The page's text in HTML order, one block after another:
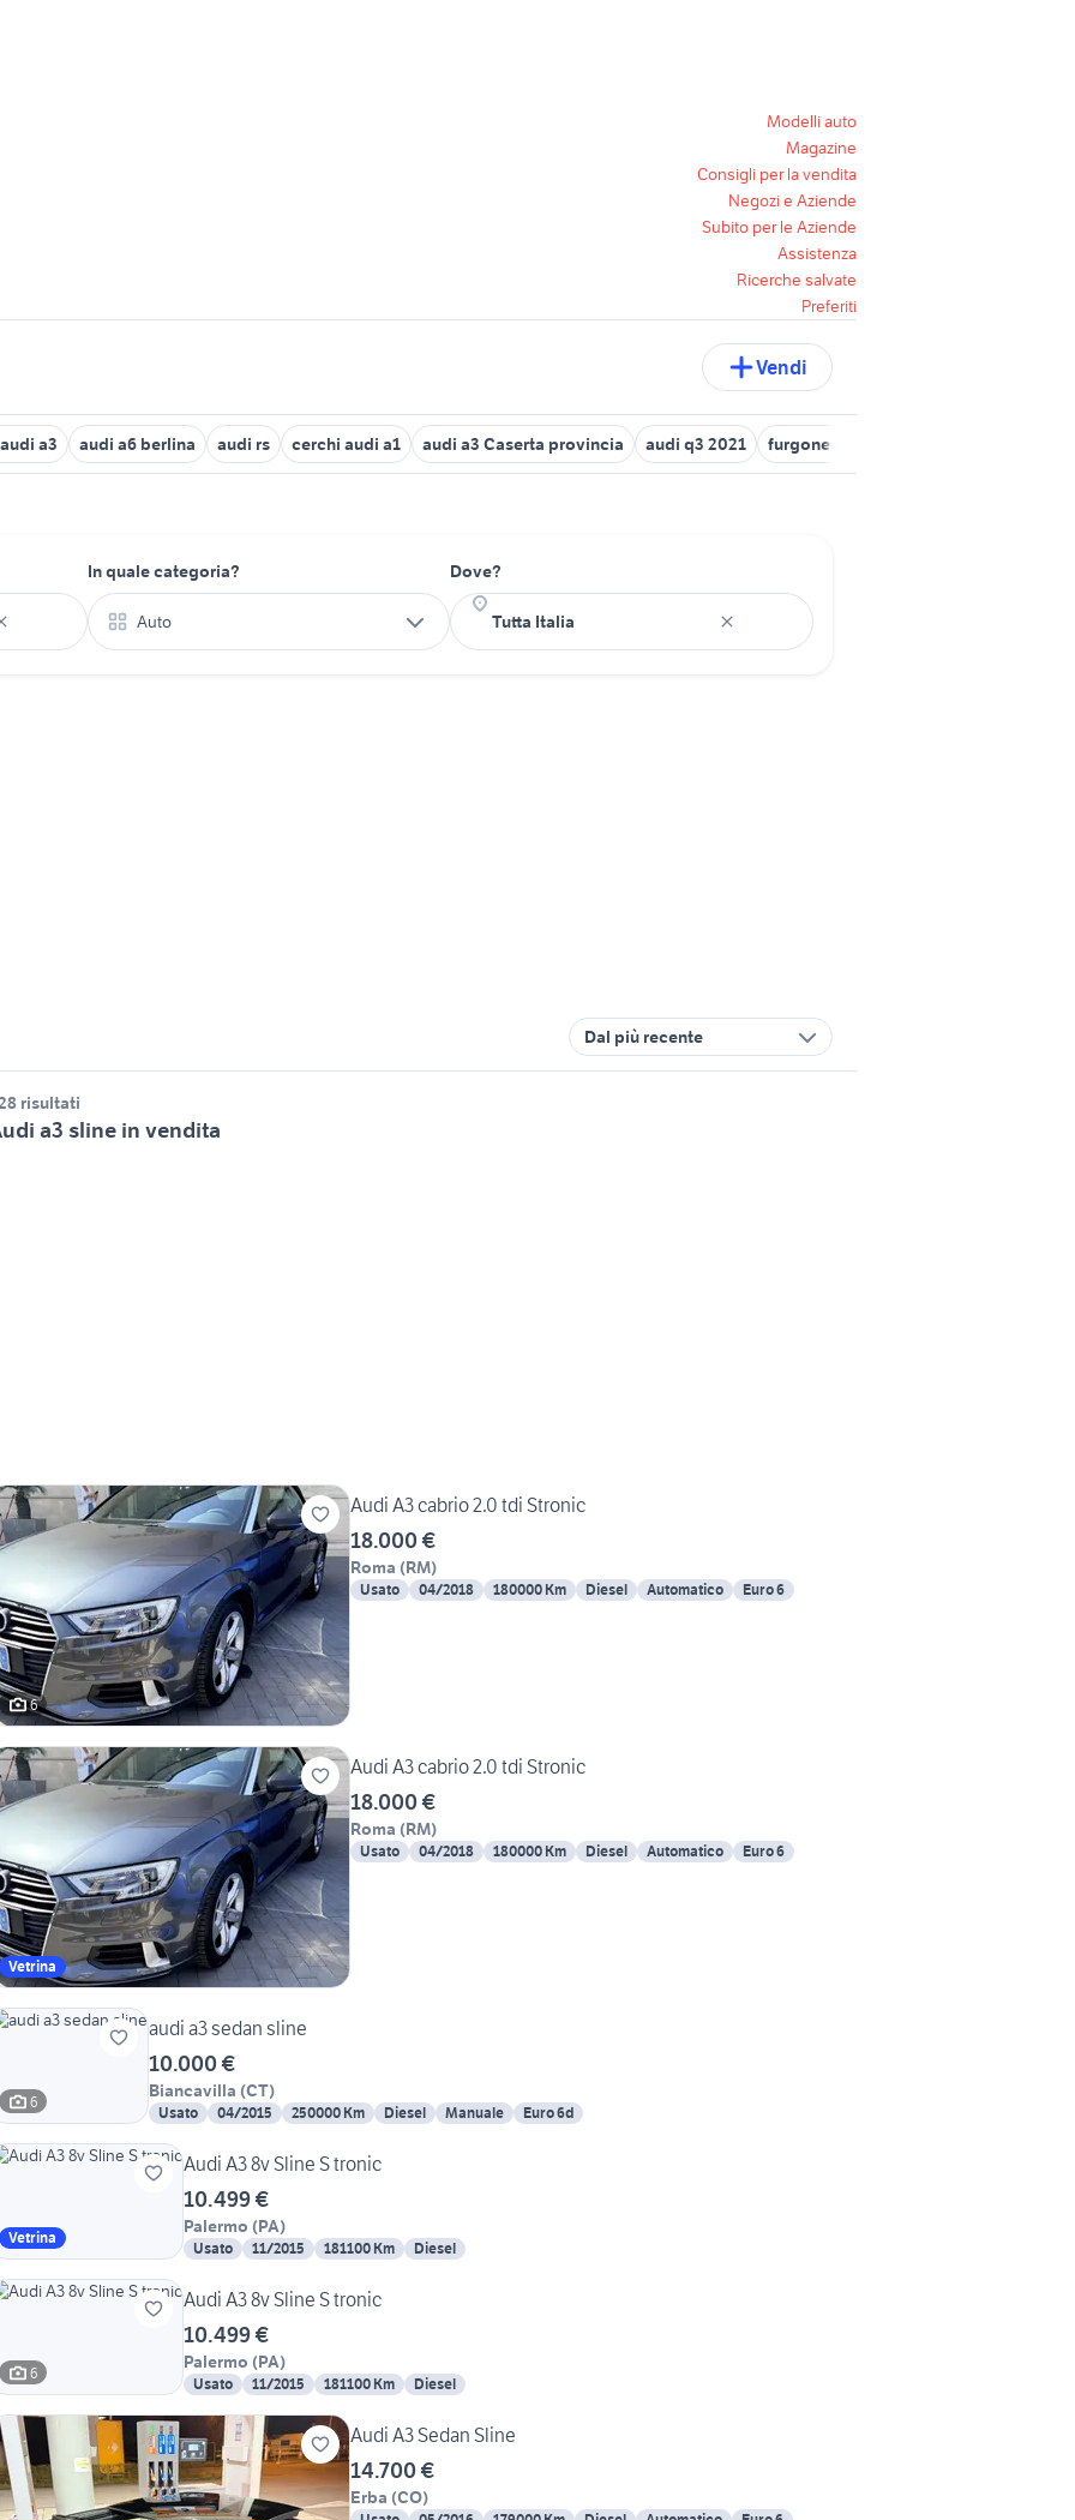
Modelli auto
Magazine
Consigli per la vendita
Negozi e Aziende
Subito per le Aziende
Assistenza
Ricerche salvate
Preferiti
Vendi
a3 audi a6 berlina audi rs cerchi audi a1 audi a3 Caserta provincia audi q3 2021 furgone audi
In quale categoria?
Auto
Dove?
Dal più recente
risultati
a3 sline in vendita
6
Audi A3 cabrio 2.0 tdi Stronic
18.000 €
Roma (RM)
Usato 04/2018 180000 Km Diesel Automatico Euro 6
Vetrina
Audi A3 cabrio 2.0 tdi Stronic
18.000 €
Roma (RM)
Usato 04/2018 180000 Km Diesel Automatico Euro 6
6
audi a3 sedan sline
10.000 €
Biancavilla (CT)
Usato 04/2015 250000 Km Diesel Manuale Euro 6d
Vetrina
Audi A3 8v Sline S tronic
10.499 €
Palermo (PA)
Usato 11/2015 181100 Km Diesel
6
Audi A3 8v Sline S tronic
10.499 €
Palermo (PA)
Usato 11/2015 181100 Km Diesel
Audi A3 Sedan Sline
14.700 €
Erba (CO)